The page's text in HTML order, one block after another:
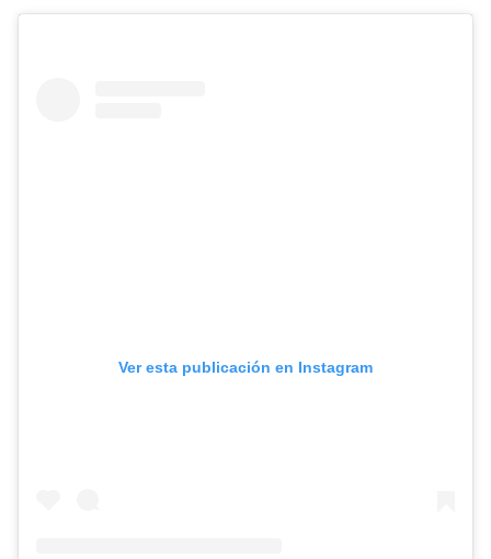
Ver esta publicación en Instagram